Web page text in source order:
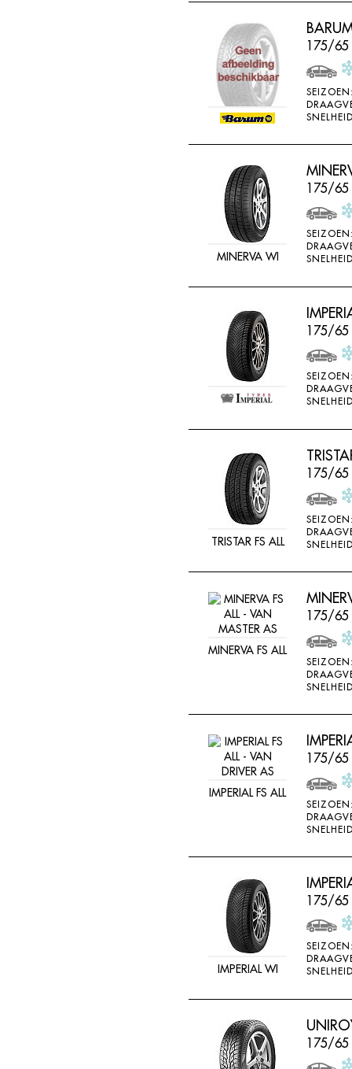
175/65
MINERVA WI
175/65
175/65
TRISTAR FS ALL
175/65
MINERVA FS ALL
175/65
IMPERIAL FS ALL
175/65
IMPERIAL WI
175/65
175/65